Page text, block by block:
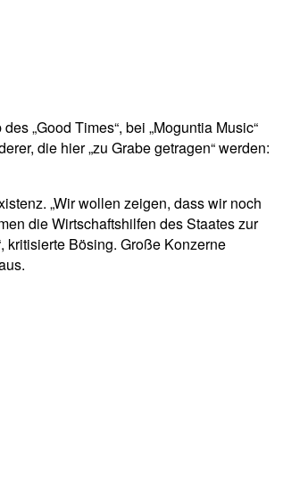
„Good Times“, bei „Moguntia Music“
die hier „zu Grabe getragen“ werden:
„Wir wollen zeigen, dass wir noch
die Wirtschaftshilfen des Staates zur
kritisierte Bösing. Große Konzerne